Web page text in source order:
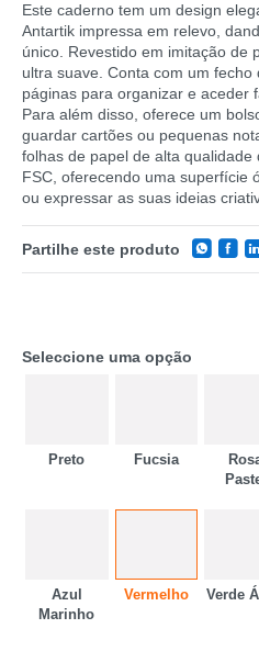
Este caderno tem um design
Antartik impressa em relevo,
único. Revestido em imitação de
ultra suave. Conta com um
páginas para organizar e aceder
Para além disso, oferece um
guardar cartões ou pequenas
folhas de papel de alta
FSC, oferecendo uma superfície
ou expressar as suas ideias
Partilhe este produto
Seleccione uma opção
Preto Fucsia
Azul
Marinho
Vermelho Verde